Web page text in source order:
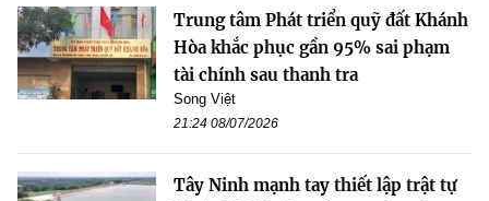
Trung tâm Phát triển quỹ đất Khánh
Hòa khắc phục gần 95% sai phạm
tài chính sau thanh tra
Song Việt
21:24 08/07/2026
Tây Ninh mạnh tay thiết lập trật tự